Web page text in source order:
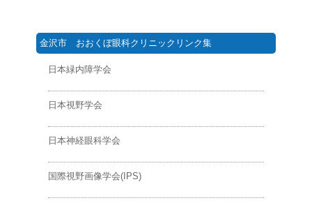
金沢市 おおくぼ眼科クリニックリンク集
日本緑内障学会
日本視野学会
日本神経眼科学会
国際視野画像学会(IPS)